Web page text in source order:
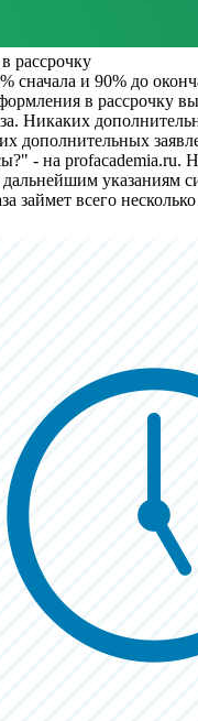
рассрочку
сначала и 90% до
в рассрочку
Никаких
дополнительных
- на profacademia.ru.
дальнейшим указаниям
займет всего